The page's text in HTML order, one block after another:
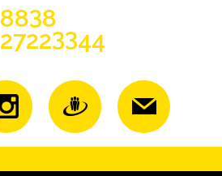
8838
27223344